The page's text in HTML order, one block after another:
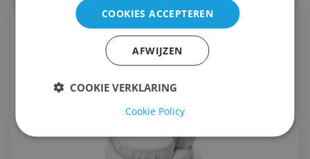
COOKIES ACCEPTEREN
AFWIJZEN
COOKIE VERKLARING
Cookie Policy